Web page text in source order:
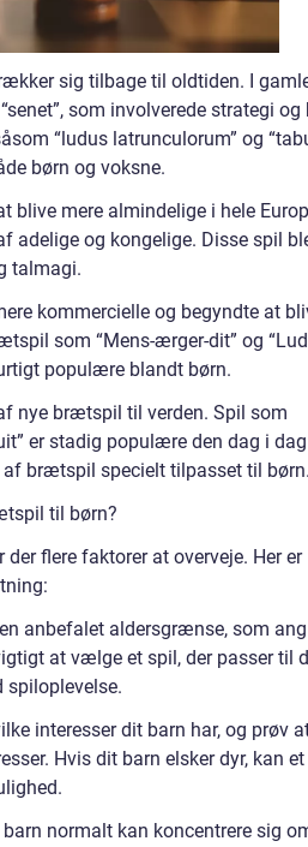
sig tilbage til oldtiden. I
som involverede strategi og
“ludus latrunculorum” og
børn og voksne.
blive mere almindelige i hele
adelige og kongelige. Disse spil
talmagi.
kommercielle og begyndte at
som “Mens-ærger-dit” og
populære blandt børn.
nye brætspil til verden. Spil som
er stadig populære den dag i
brætspil specielt tilpasset til
til børn?
flere faktorer at overveje. Her er
anbefalet aldersgrænse, som
at vælge et spil, der passer til
spiloplevelse.
interesser dit barn har, og prøv
Hvis dit barn elsker dyr, kan et
normalt kan koncentrere sig